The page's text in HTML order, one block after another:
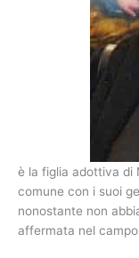
è la figlia adottiva di
comune con i suoi
nonostante non
affermata nel